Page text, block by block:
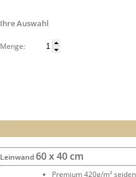
Ihre Auswahl
Menge:
Leinwand60 x 40 cm
Premium 420g/m²